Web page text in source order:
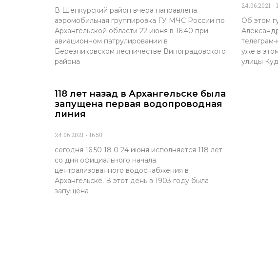
В Шенкурский район вчера направлена
аэромобильная группировка ГУ МЧС России по
Архангельской области 22 июня в 16:40 при
авиационном патрулировании в
Березниковском лесничестве Виноградовского
района
24.06.2021
Об этом
уже в
улицы
118 лет назад в Архангельске была
запущена первая водопроводная
линия
24.06.2021 16:50
сегодня 16:50 18 0 24 июня исполняется 118 лет
со дня официального начала
централизованного водоснабжения в
Архангельске. В этот день в 1903 году была
запущена